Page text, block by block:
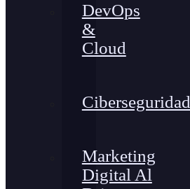
DevOps
&
Cloud
Ciberseguridad
Marketing
Digital Al